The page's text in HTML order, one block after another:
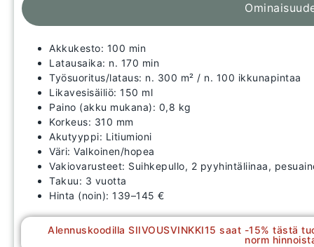
Akkukesto: 100 min
Latausaika: n. 170 min
Työsuoritus/lataus: n. 300 m² / n. 100 ikkunapintaa
Likavesisäiliö: 150 ml
Paino (akku mukana): 0,8 kg
Korkeus: 310 mm
Akutyyppi: Litiumioni
Väri: Valkoinen/hopea
Vakiovarusteet: Suihkepullo, 2 pyyhintäliinaa,
Takuu: 3 vuotta
Hinta (noin): 139–145 €
Alennuskoodilla SIIVOUSVINKKI15 saat -15% tästä
norm